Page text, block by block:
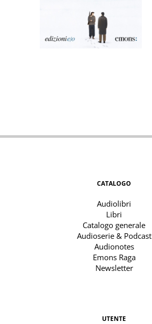
CATALOGO
Audiolibri
Libri
Catalogo generale
Audioserie & Podcast
Audionotes
Emons Raga
Newsletter
UTENTE